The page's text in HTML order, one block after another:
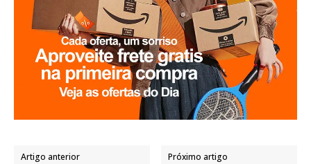
Artigo anterior Próximo artigo